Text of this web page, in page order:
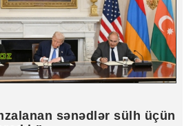
sənədlər sülh üçün